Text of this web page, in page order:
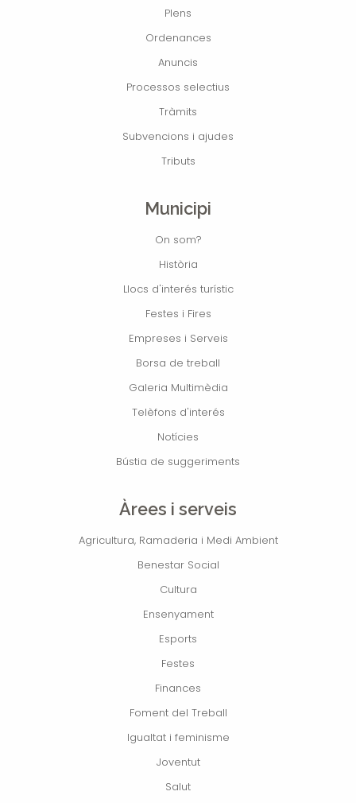
Plens
Ordenances
Anuncis
Processos selectius
Tràmits
Subvencions i ajudes
Tributs
Municipi
On som?
Història
Llocs d'interés turístic
Festes i Fires
Empreses i Serveis
Borsa de treball
Galeria Multimèdia
Telèfons d'interés
Notícies
Bústia de suggeriments
Àrees i serveis
Agricultura, Ramaderia i Medi Ambient
Benestar Social
Cultura
Ensenyament
Esports
Festes
Finances
Foment del Treball
Igualtat i feminisme
Joventut
Salut